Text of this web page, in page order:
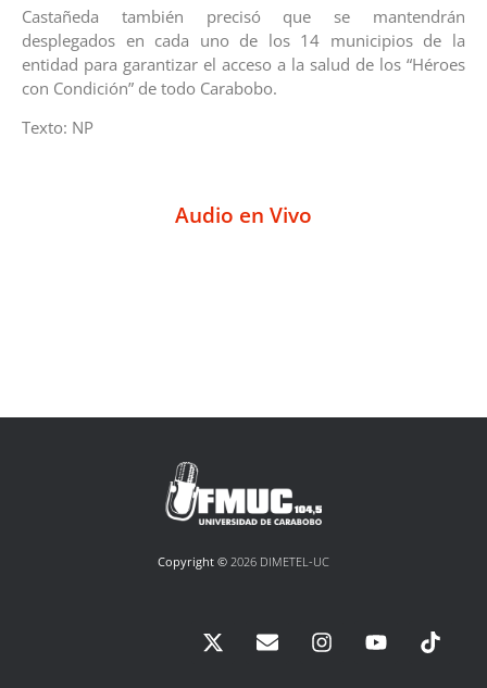
Castañeda también precisó que se mantendrán
desplegados en cada uno de los 14 municipios de la
entidad para garantizar el acceso a la salud de los “Héroes
con Condición” de todo Carabobo.
Texto: NP
Audio en Vivo
Copyright © 2026 DIMETEL-UC